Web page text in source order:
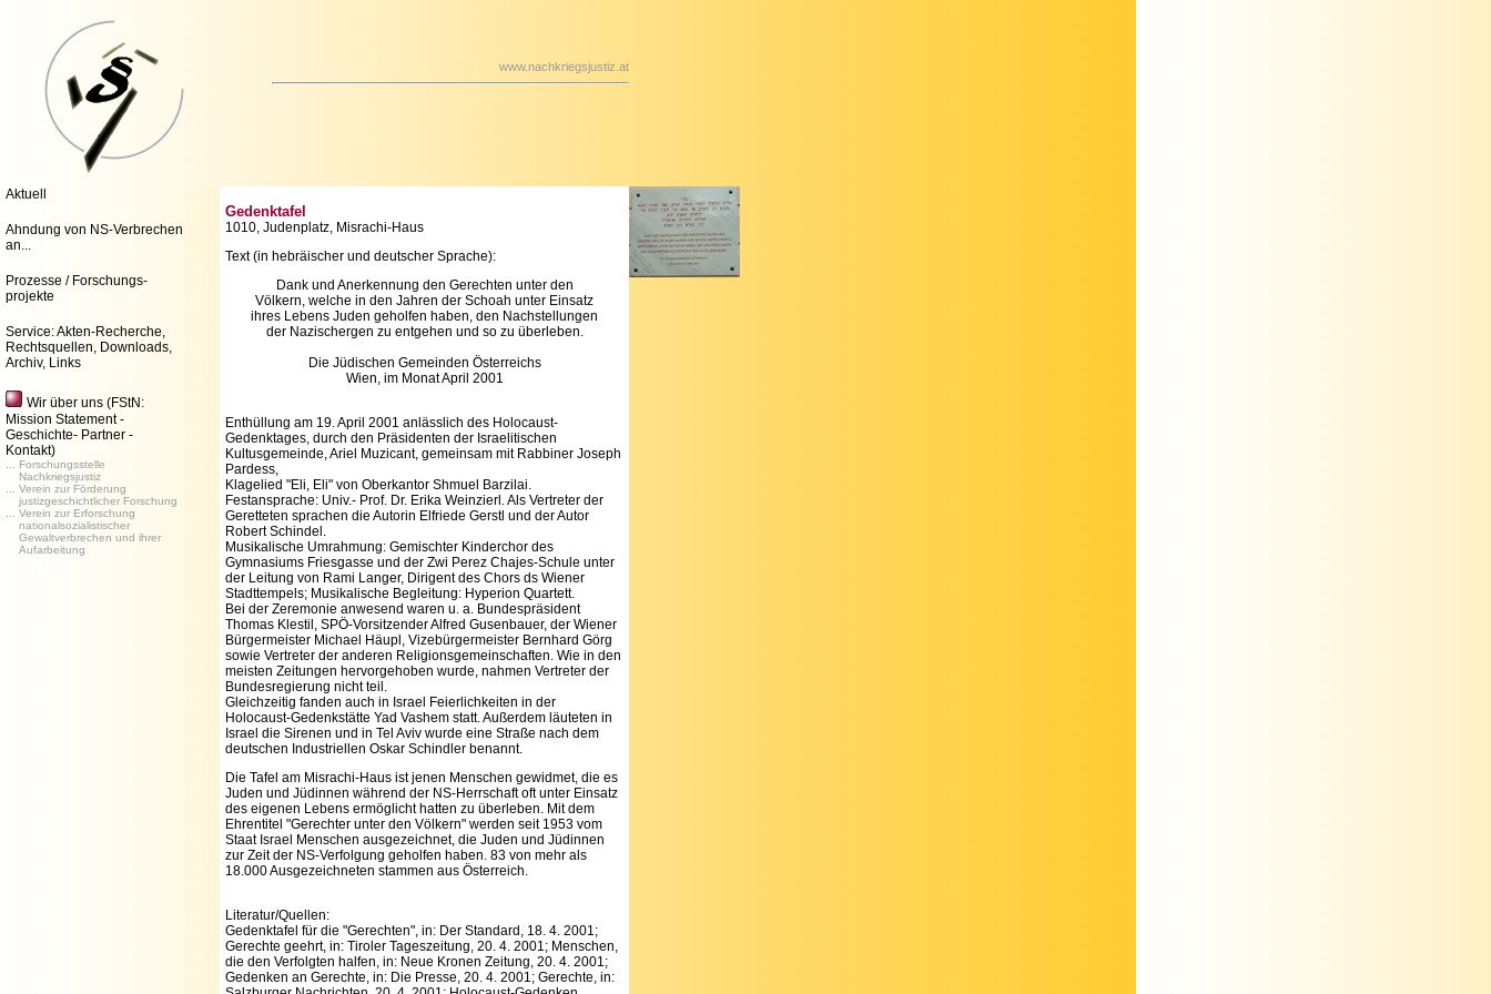
www.nachkriegsjustiz.at
Aktuell
Ahndung von NS-Verbrechen
an...
Prozesse / Forschungs-
projekte
Service: Akten-Recherche,
Rechtsquellen, Downloads,
Archiv, Links
Wir über uns (FStN:
Mission Statement -
Geschichte- Partner -
Kontakt)
... Forschungsstelle
Nachkriegsjustiz
... Verein zur Förderung
justizgeschichtlicher Forschung
... Verein zur Erforschung
nationalsozialistischer
Gewaltverbrechen und ihrer
Aufarbeitung
Gedenktafel
1010, Judenplatz, Misrachi-Haus
Text (in hebräischer und deutscher Sprache):
Dank und Anerkennung den Gerechten unter den
Völkern, welche in den Jahren der Schoah unter Einsatz
ihres Lebens Juden geholfen haben, den Nachstellungen
der Nazischergen zu entgehen und so zu überleben.
Die Jüdischen Gemeinden Österreichs
Wien, im Monat April 2001
Enthüllung am 19. April 2001 anlässlich des Holocaust-
Gedenktages, durch den Präsidenten der Israelitischen
Kultusgemeinde, Ariel Muzicant, gemeinsam mit Rabbiner Joseph
Pardess,
Klagelied "Eli, Eli" von Oberkantor Shmuel Barzilai.
Festansprache: Univ.- Prof. Dr. Erika Weinzierl. Als Vertreter der
Geretteten sprachen die Autorin Elfriede Gerstl und der Autor
Robert Schindel.
Musikalische Umrahmung: Gemischter Kinderchor des
Gymnasiums Friesgasse und der Zwi Perez Chajes-Schule unter
der Leitung von Rami Langer, Dirigent des Chors ds Wiener
Stadttempels; Musikalische Begleitung: Hyperion Quartett.
Bei der Zeremonie anwesend waren u. a. Bundespräsident
Thomas Klestil, SPÖ-Vorsitzender Alfred Gusenbauer, der Wiener
Bürgermeister Michael Häupl, Vizebürgermeister Bernhard Görg
sowie Vertreter der anderen Religionsgemeinschaften. Wie in den
meisten Zeitungen hervorgehoben wurde, nahmen Vertreter der
Bundesregierung nicht teil.
Gleichzeitig fanden auch in Israel Feierlichkeiten in der
Holocaust-Gedenkstätte Yad Vashem statt. Außerdem läuteten in
Israel die Sirenen und in Tel Aviv wurde eine Straße nach dem
deutschen Industriellen Oskar Schindler benannt.
Die Tafel am Misrachi-Haus ist jenen Menschen gewidmet, die es
Juden und Jüdinnen während der NS-Herrschaft oft unter Einsatz
des eigenen Lebens ermöglicht hatten zu überleben. Mit dem
Ehrentitel "Gerechter unter den Völkern" werden seit 1953 vom
Staat Israel Menschen ausgezeichnet, die Juden und Jüdinnen
zur Zeit der NS-Verfolgung geholfen haben. 83 von mehr als
18.000 Ausgezeichneten stammen aus Österreich.
Literatur/Quellen:
Gedenktafel für die "Gerechten", in: Der Standard, 18. 4. 2001;
Gerechte geehrt, in: Tiroler Tageszeitung, 20. 4. 2001; Menschen,
die den Verfolgten halfen, in: Neue Kronen Zeitung, 20. 4. 2001;
Gedenken an Gerechte, in: Die Presse, 20. 4. 2001; Gerechte, in: